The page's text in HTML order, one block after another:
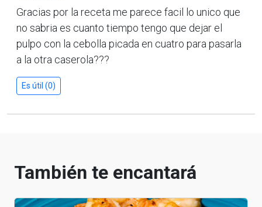
Gracias por la receta me parece facil lo unico que
no sabria es cuanto tiempo tengo que dejar el
pulpo con la cebolla picada en cuatro para pasarla
a la otra caserola???
Es útil (0)
También te encantará